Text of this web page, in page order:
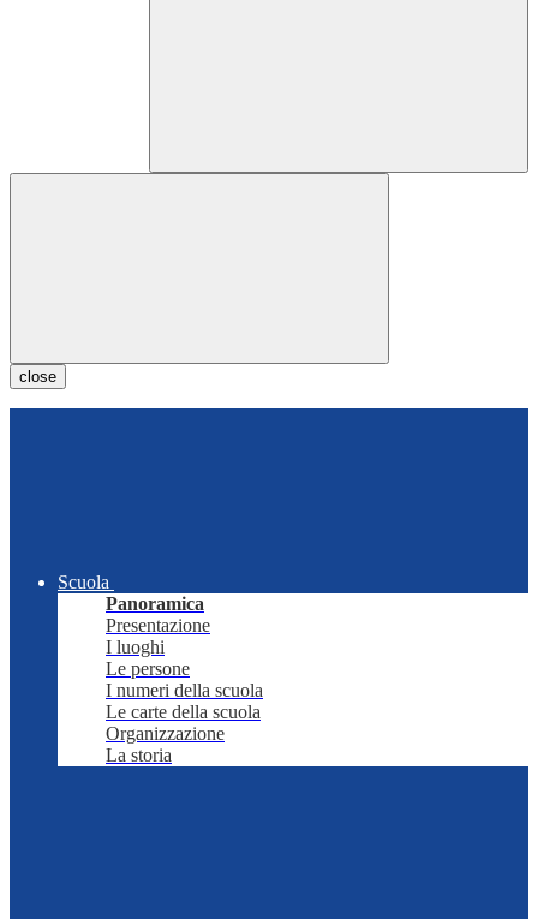
close
Scuola
Panoramica
Presentazione
I luoghi
Le persone
I numeri della scuola
Le carte della scuola
Organizzazione
La storia